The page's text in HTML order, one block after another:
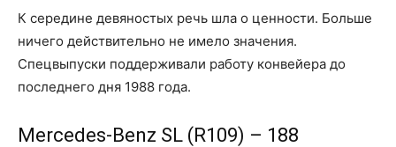
К середине девяностых речь шла о ценности. Больше
ничего действительно не имело значения.
Спецвыпуски поддерживали работу конвейера до
последнего дня 1988 года.
Mercedes-Benz SL (R109) – 188